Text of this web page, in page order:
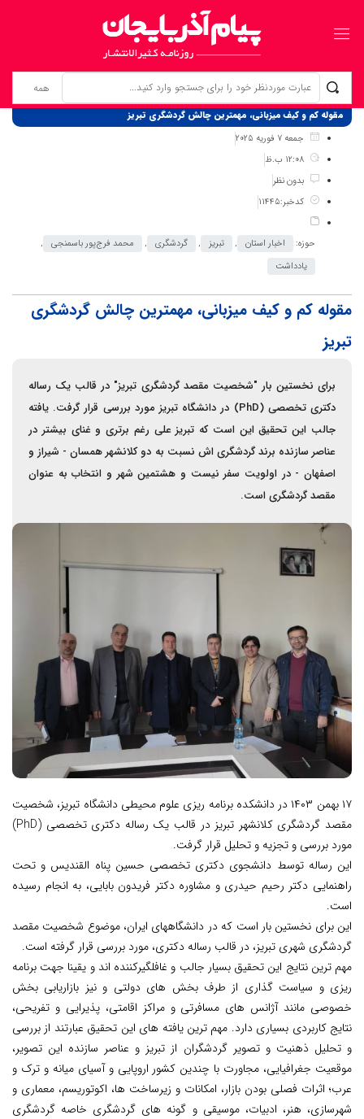
برگ نخست
نوشته‌ها
مقوله کم و کیف میزبانی، مهمترین چالش گردشگری تبریز
جمعه 7 فوریه 2025
12:08 ب.ظ
بدون نظر
کدخبر:11445
حوزه: اخبار استان , تبریز , گردشگری , محمد فرج‌پور باسمنجی
,
یادداشت
مقوله کم و کیف میزبانی، مهمترین چالش گردشگری
تبریز
برای نخستین بار "شخصیت مقصد گردشگری تبریز" در قالب یک رساله
دکتری تخصصی (PhD) در دانشگاه تبریز مورد بررسی قرار گرفت. یافته
جالب این تحقیق این است که تبریز علی رغم برتری و غنای بیشتر در
عناصر سازنده برند گردشگری اش نسبت به دو کلانشهر همسان - شیراز و
اصفهان - در اولویت سفر نیست و هشتمین شهر و انتخاب به عنوان
مقصد گردشگری است.
۱۷ بهمن ۱۴۰۳ در دانشکده برنامه ریزی علوم محیطی دانشگاه تبریز، شخصیت
مقصد گردشگری کلانشهر تبریز در قالب یک رساله دکتری تخصصی (PhD)
مورد بررسی و تجزیه و تحلیل قرار گرفت.
این رساله توسط دانشجوی دکتری تخصصی حسین پناه القندیس و تحت
راهنمایی دکتر رحیم حیدری و مشاوره دکتر فریدون بابایی، به انجام رسیده
است.
این برای نخستین بار است که در دانشگاههای ایران، موضوع شخصیت مقصد
گردشگری شهری تبریز، در قالب رساله دکتری، مورد بررسی قرار گرفته است.
مهم ترین نتایج این تحقیق بسیار جالب و غافلگیرکننده اند و یقینا جهت برنامه
ریزی و سیاست گذاری از طرف بخش های دولتی و نیز بازاریابی بخش
خصوصی مانند آژانس های مسافرتی و مراکز اقامتی، پذیرایی و تفریحی،
نتایج کاربردی بسیاری دارد. مهم ترین یافته های این تحقیق عبارتند از بررسی
و تحلیل ذهنیت و تصویر گردشگران از تبریز و عناصر سازنده این تصویر،
موقعیت جغرافیایی، مجاورت با چندین کشور اروپایی و آسیای میانه و ترک و
عرب؛ اثرات فصلی بودن بازار، امکانات و زیرساخت ها، اکوتوریسم، معماری و
شهرسازی، هنر، ادبیات، موسیقی و گونه های گردشگری خاصه گردشگری